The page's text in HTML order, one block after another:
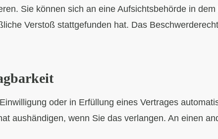
Sie können sich an eine Aufsichtsbehörde in
Verstoß stattgefunden hat. Das
oder in Erfüllung eines Vertrages
aushändigen, wenn Sie das verlangen. An einen